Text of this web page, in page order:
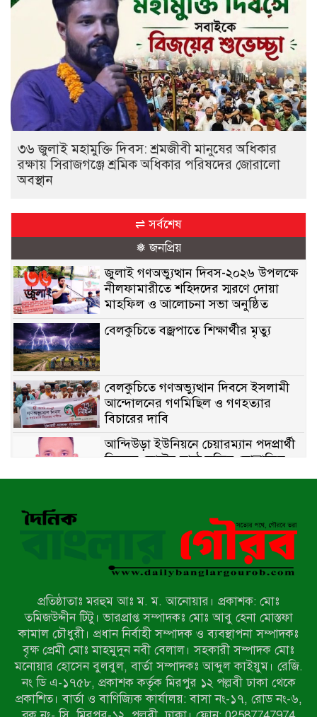
৩৬ জুলাই মহামুক্তি দিবস: শ্রমজীবী মানুষের অধিকার
রক্ষায় সিরাজগঞ্জে শ্রমিক অধিকার পরিষদের জোরালো
অবস্থান
⇌ সর্বশেষ
❅ জনপ্রিয়
জুলাই গণঅভ্যুত্থান দিবস-২০২৬ উপলক্ষে
নীলফামারীতে শহিদদের স্মরণে দোয়া
মাহফিল ও আলোচনা সভা অনুষ্ঠিত
বেলকুচিতে বজ্রপাতে শিক্ষার্থীর মৃত্যু
বেলকুচিতে গণঅভ্যুত্থান দিবসে ইসলামী
আন্দোলনের গণমিছিল ও গণহত্যার
বিচারের দাবি
আন্দিউড়া ইউনিয়নে চেয়ারম্যান পদপ্রার্থী
হিসেবে ভোটের মাঠে সক্রিয় মোত্তাকিম
চৌধুরী
নওগাঁয় সন্ত্রাসী হামলায় বিএনপি নেতা
গুরুতর জখম
টেকনাফের পাহাড়ে র‍্যাবের অভিযান:
অপহৃত ৩ রোহিঙ্গা উদ্ধার, গ্রেপ্তার ১
পোরশায় গণঅভ্যুত্থান দিবসে শহিদ ও
জুলাই যোদ্ধাদের সংবর্ধনা
প্রতিষ্ঠাতাঃ মরহুম আঃ ম. ম. আনোয়ার। প্রকাশক: মোঃ
তমিজউদ্দীন টিটু। ভারপ্রাপ্ত সম্পাদকঃ মোঃ আবু হেনা মোস্তফা
কামাল চৌধুরী। প্রধান নির্বাহী সম্পাদক ও ব্যবস্থাপনা সম্পাদকঃ
বৃক্ষ প্রেমী মোঃ মাহমুদুন নবী বেলাল। সহকারী সম্পাদক মোঃ
মনোয়ার হোসেন বুলবুল, বার্তা সম্পাদকঃ আব্দুল কাইয়ুম। রেজি.
নং ডি এ-১৭৫৮, প্রকাশক কর্তৃক মিরপুর ১২ পল্লবী ঢাকা থেকে
প্রকাশিত। বার্তা ও বাণিজ্যিক কার্যালয়: বাসা নং-১৭, রোড নং-৬,